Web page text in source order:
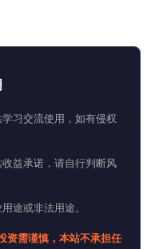
习交流使用，如有侵权
益承诺，请自行判断风
途或非法用途。
资需谨慎，本站不承担任